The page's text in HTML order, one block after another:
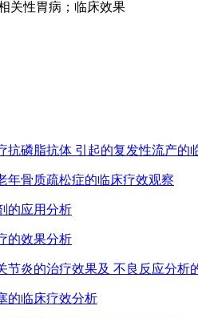
关性胃病；临床效果
抗磷脂抗体 引起的复发性流产的
年骨质疏松症的临床疗效观察
的应用分析
的效果分析
节炎的治疗效果及 不良反应分析
的临床疗效分析